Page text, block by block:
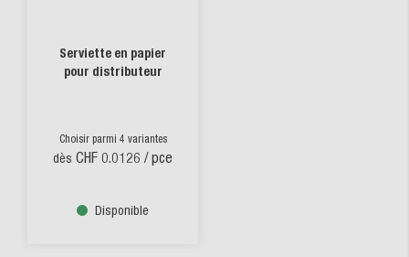
Serviette en papier
pour distributeur
Choisir parmi 4 variantes
dès CHF 0.0126 / pce
Disponible